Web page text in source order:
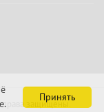
права защищены.
Принять